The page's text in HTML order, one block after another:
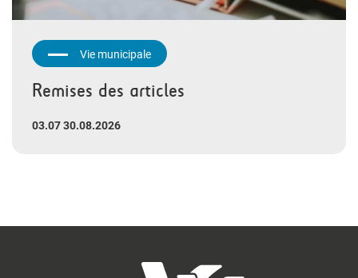
Vie municipale
Remises des articles
03.07 30.08.2026